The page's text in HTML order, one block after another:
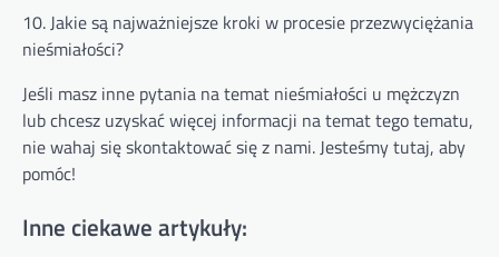
10. Jakie są najważniejsze kroki w procesie przezwyciężania
nieśmiałości?
Jeśli masz inne pytania na temat nieśmiałości u mężczyzn
lub chcesz uzyskać więcej informacji na temat tego tematu,
nie wahaj się skontaktować się z nami. Jesteśmy tutaj, aby
pomóc!
Inne ciekawe artykuły: